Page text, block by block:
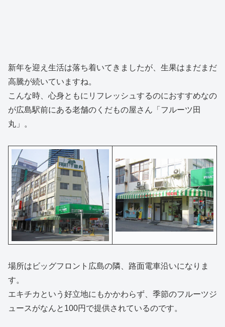
新年を迎え生活は落ち着いてきましたが、生果はまだまだ
高騰が続いていますね。
こんな時、心身ともにリフレッシュするのにおすすめなの
が広島駅前にある老舗のくだもの屋さん「フルーツ田
丸」。
場所はビッグフロント広島の隣、路面電車沿いになりま
す。
エキチカという好立地にもかかわらず、季節のフルーツジ
ュースがなんと100円で提供されているのです。